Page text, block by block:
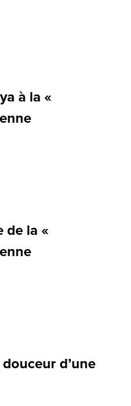
à la «
de la «
d’une